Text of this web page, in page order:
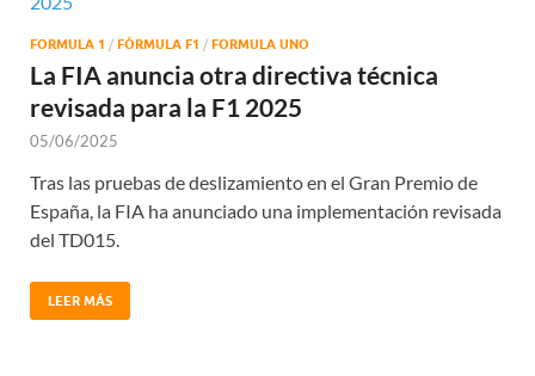
FORMULA 1 / FÓRMULA F1 / FORMULA UNO
La FIA anuncia otra directiva técnica
revisada para la F1 2025
05/06/2025
Tras las pruebas de deslizamiento en el Gran Premio de
España, la FIA ha anunciado una implementación revisada
del TD015.
LEER MÁS